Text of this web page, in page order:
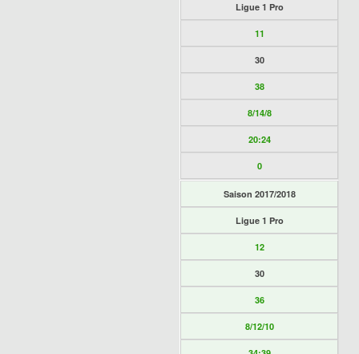
Ligue 1 Pro
11
30
38
8/14/8
20:24
0
Saison 2017/2018
Ligue 1 Pro
12
30
36
8/12/10